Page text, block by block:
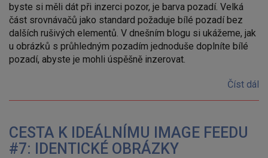
byste si měli dát při inzerci pozor, je barva pozadí. Velká
část srovnávačů jako standard požaduje bílé pozadí bez
dalších rušivých elementů. V dnešním blogu si ukážeme, jak
u obrázků s průhledným pozadím jednoduše doplníte bílé
pozadí, abyste je mohli úspěšně inzerovat.
Číst dál
CESTA K IDEÁLNÍMU IMAGE FEEDU
#7: IDENTICKÉ OBRÁZKY